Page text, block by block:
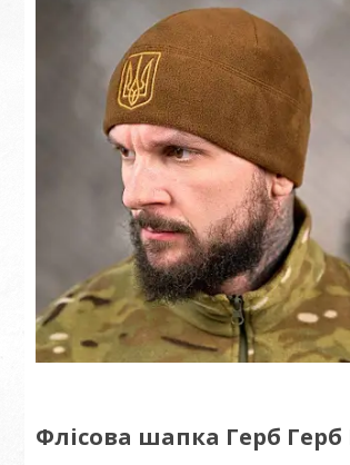
Флісова шапка Герб Герб